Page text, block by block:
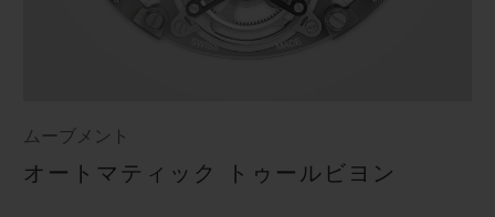
ムーブメント
オートマティック トゥールビヨン